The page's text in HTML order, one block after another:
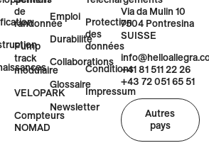
de
randonnée
Pump
track
modulaire
VELOPARK
Compteurs
NOMAD
Emploi
Durabilité
Collaborations
Glossaire
Newsletter
Protection
des
données
Conditions
Impressum
Via da Mulin 10
7504 Pontresina
SUISSE
+41 81 511 22 26
+43 72 051 65 51
Autres
pays